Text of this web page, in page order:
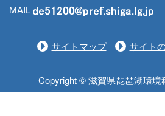
MAIL
サイトマップ サイト
Copyright © 滋賀県琵琶湖環境